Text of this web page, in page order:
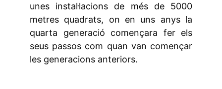
unes instal·lacions de més de 5000
metres quadrats, on en uns anys la
quarta generació començara fer els
seus passos com quan van començar
les generacions anteriors.